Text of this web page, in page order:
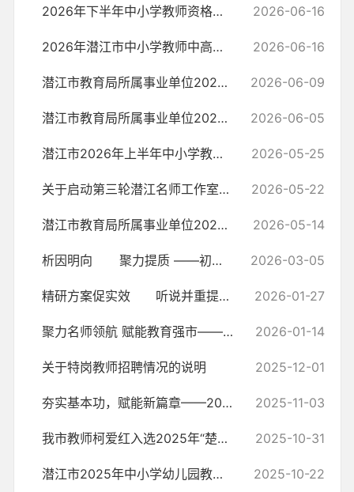
2026年下半年中小学教师资格考试（笔试）潜江考区报名审核通告 2026-06-16
2026年潜江市中小学教师中高级职务水平能力测试合格人员公示 2026-06-16
潜江市教育局所属事业单位2026年公开招聘教师面试前资格复审公告 2026-06-09
潜江市教育局所属事业单位2026年公开招聘教师笔试成绩公告 2026-06-05
潜江市2026年上半年中小学教师资格认定审核结果公示 2026-05-25
关于启动第三轮潜江名师工作室活动的通知 2026-05-22
潜江市教育局所属事业单位2026年公开招聘教师公告 2026-05-14
析因明向 聚力提质 ——初中英语学科2026年春季学期教研工作会... 2026-03-05
精研方案促实效 听说并重提素养 2026-01-27
聚力名师领航 赋能教育强市——潜江市隆重举行名师工作室（第二轮）成果... 2026-01-14
关于特岗教师招聘情况的说明 2025-12-01
夯实基本功，赋能新篇章——2025年中小学幼儿园教师三项基本功培训圆满完成 2025-11-03
我市教师柯爱红入选2025年“楚天名师” 2025-10-31
潜江市2025年中小学幼儿园教师普通话、计算机、三笔字三项基本功培训考... 2025-10-22